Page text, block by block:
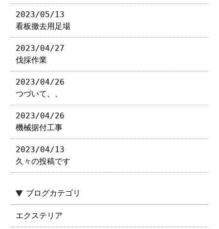
2023/05/13
看板撤去用足場
2023/04/27
伐採作業
2023/04/26
つづいて、、
2023/04/26
機械据付工事
2023/04/13
久々の投稿です
ブログカテゴリ
エクステリア